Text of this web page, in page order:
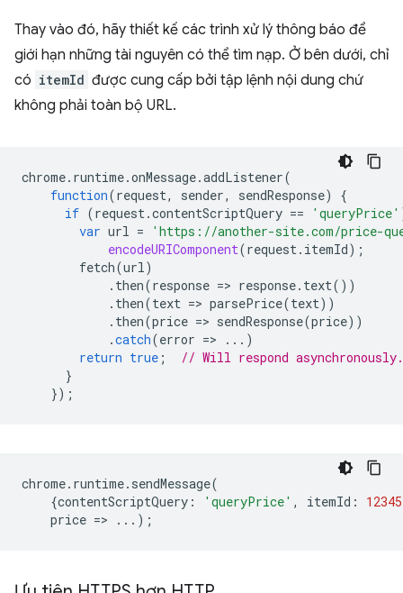
Thay vào đó, hãy thiết kế các trình xử lý thông báo để
giới hạn những tài nguyên có thể tìm nạp. Ở bên dưới, chỉ
có itemId được cung cấp bởi tập lệnh nội dung chứ
không phải toàn bộ URL.
chrome. runtime.onMessage.addListener(
function(request, sender, sendResponse)
{
if (request.contentScriptQuery == 'queryPrice'
var url =
'https://another-site.com/price-
encodeURIComponent(request. itemId);
fetch(url)
. then(response => response. text())
. then(text => parsePrice(text))
. then(price => sendResponse(price))
.catch(error =>
...)
return true ;
// Will respond asynchronously.
}
});
chrome. runtime. sendMessage(
{contentScriptQuery : 'queryPrice' , itemId : 12345
price => ...);